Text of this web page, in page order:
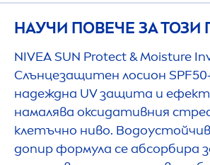
НАУЧИ ПОВЕЧЕ ЗА ТОЗИ
NIVEASUN Protect& Moisture
Слънцезащитен лосион
надеждна UV защита и
намалява оксидативния
клетъчно ниво.
допир формула се абсорбира